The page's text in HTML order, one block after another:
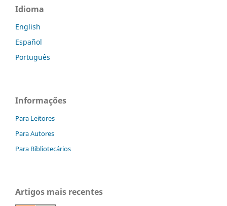
Idioma
English
Español
Português
Informações
Para Leitores
Para Autores
Para Bibliotecários
Artigos mais recentes